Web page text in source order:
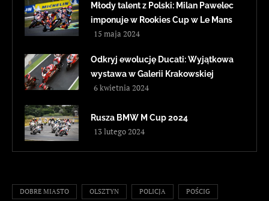
Młody talent z Polski: Milan Pawelec
imponuje w Rookies Cup w Le Mans
15 maja 2024
Odkryj ewolucję Ducati: Wyjątkowa
wystawa w Galerii Krakowskiej
6 kwietnia 2024
Rusza BMW M Cup 2024
13 lutego 2024
DOBRE MIASTO OLSZTYN POLICJA POŚCIG